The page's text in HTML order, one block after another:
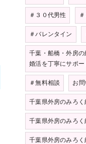
＃３０代男性
＃バレンタイン
千葉・船橋・外房
婚活を丁寧にサポー
＃無料相談 お
千葉県外房のみろ
千葉県外房のみろく
千葉県外房のみろ